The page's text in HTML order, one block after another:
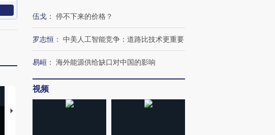
马航飞行员跨国走私7万
伍戈 ： 停不下来的价格？
罗志恒 ： 中美人工智能竞争：道路比技术更重要
易峘 ： 海外能源供给缺口对中国的影响
视频